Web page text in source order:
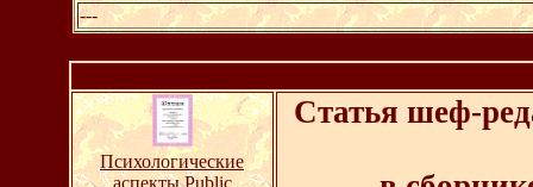
---
Психологические
аспекты Public
Статья шеф-